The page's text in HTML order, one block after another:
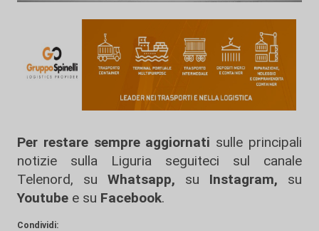
Per restare sempre aggiornati sulle principali
notizie sulla Liguria seguiteci sul canale
Telenord, su
Whatsapp, su Instagram, su
Youtube e su Facebook.
Condividi: